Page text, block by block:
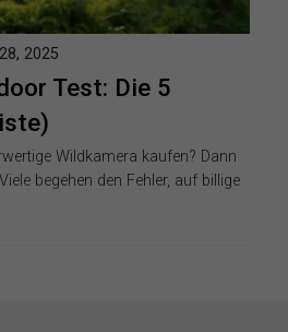
Test: Die 5
2025
Wildkamera kaufen? Dann
begehen den Fehler, auf billige